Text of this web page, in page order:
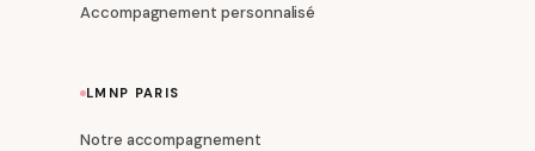
Accompagnement personnalisé
LMNP PARIS
Notre accompagnement